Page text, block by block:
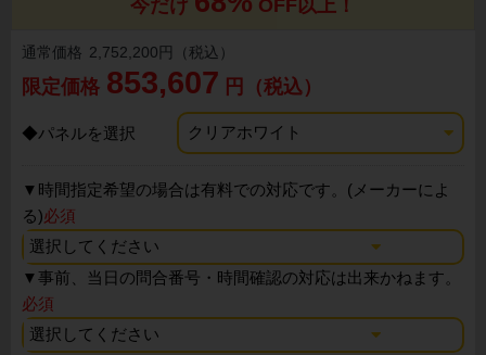
今だけ OFF以上！
通常価格 2,752,200円（税込）
限定価格 853,607 円（税込）
◆パネルを選択
▼ 時間指定希望の場合は有料での対応です。(メーカーによ
る)必須
▼事前、当日の問合番号・時間確認の対応は出来かねます。
必須